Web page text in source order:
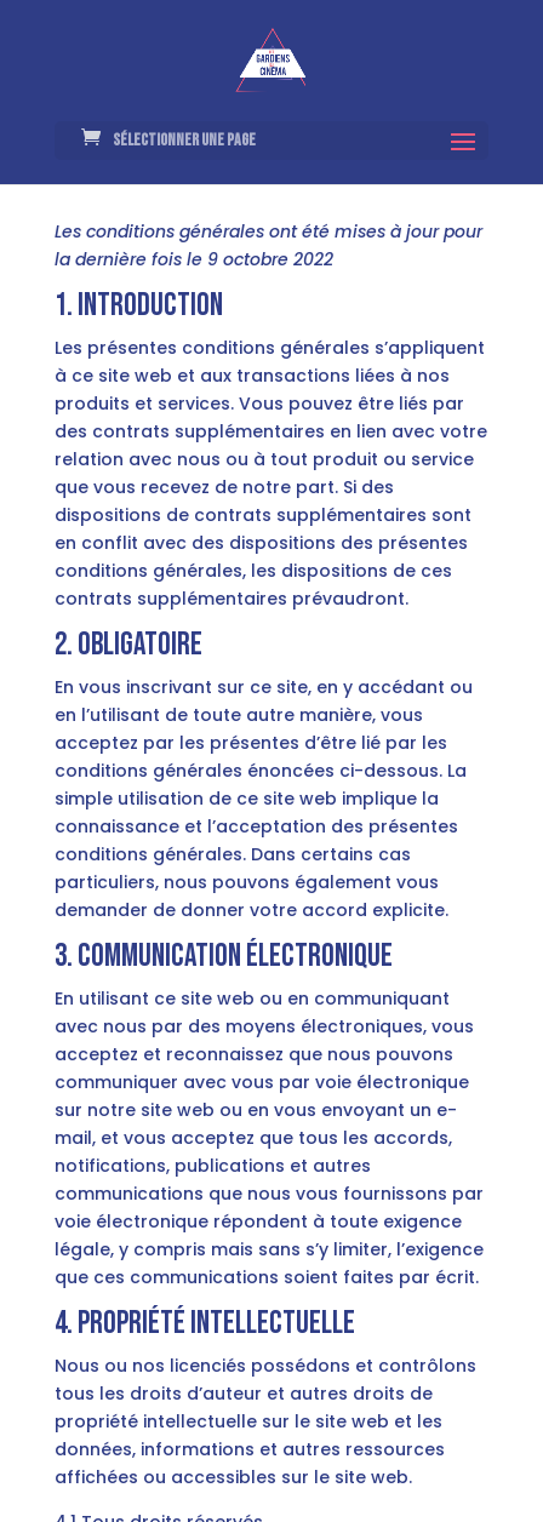
Sélectionner une page
Les conditions générales ont été mises à jour pour
la dernière fois le 9 octobre 2022
1. Introduction
Les présentes conditions générales s’appliquent
à ce site web et aux transactions liées à nos
produits et services. Vous pouvez être liés par
des contrats supplémentaires en lien avec votre
relation avec nous ou à tout produit ou service
que vous recevez de notre part. Si des
dispositions de contrats supplémentaires sont
en conflit avec des dispositions des présentes
conditions générales, les dispositions de ces
contrats supplémentaires prévaudront.
2. Obligatoire
En vous inscrivant sur ce site, en y accédant ou
en l’utilisant de toute autre manière, vous
acceptez par les présentes d’être lié par les
conditions générales énoncées ci-dessous. La
simple utilisation de ce site web implique la
connaissance et l’acceptation des présentes
conditions générales. Dans certains cas
particuliers, nous pouvons également vous
demander de donner votre accord explicite.
3. Communication électronique
En utilisant ce site web ou en communiquant
avec nous par des moyens électroniques, vous
acceptez et reconnaissez que nous pouvons
communiquer avec vous par voie électronique
sur notre site web ou en vous envoyant un e-
mail, et vous acceptez que tous les accords,
notifications, publications et autres
communications que nous vous fournissons par
voie électronique répondent à toute exigence
légale, y compris mais sans s’y limiter, l’exigence
que ces communications soient faites par écrit.
4. Propriété intellectuelle
Nous ou nos licenciés possédons et contrôlons
tous les droits d’auteur et autres droits de
propriété intellectuelle sur le site web et les
données, informations et autres ressources
affichées ou accessibles sur le site web.